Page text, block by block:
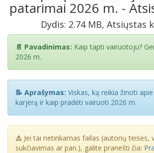
patarimai 2026 m. -
Dydis: 2.74 MB, Atsiųstas
📄 Pavadinimas: Kaip tapti vairuotoju?
2026 m.
📝 Aprašymas: Viskas, ką reikia žinoti
karjerą ir kaip pradėti vairuoti 2026 m.
⚠️ Jei tai netinkamas failas (autorių teisės,
sukčiavimas ar pan.), galite pranešti čia: